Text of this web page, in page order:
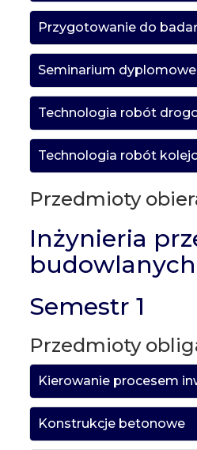
Przygotowanie do
Seminarium dyplomowe
Technologia robót
Technologia robót
Przedmioty
Inżynieria
budowlanych
Semestr 1
Przedmioty
Kierowanie procesem
Konstrukcje betonowe